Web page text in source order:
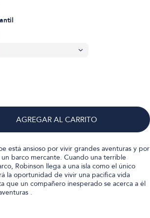
AGREGAR AL CARRITO
está ansioso por vivir grandes aventuras y por
un barco mercante. Cuando una terrible
Robinson llega a una isla como el único
la oportunidad de vivir una pacifica vida
que un compañero inesperado se acerca a él
.